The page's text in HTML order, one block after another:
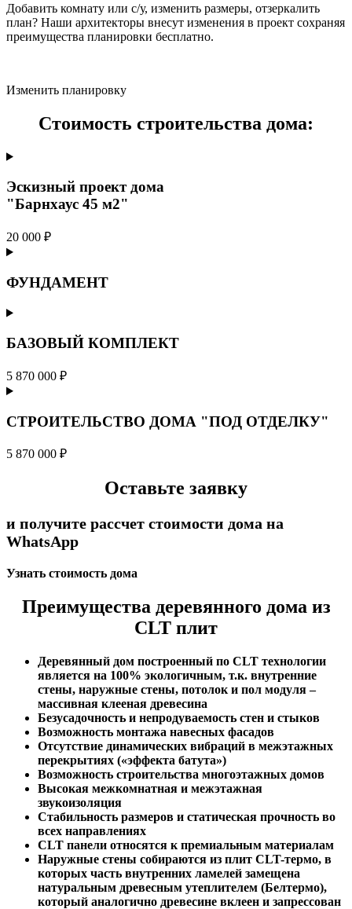
Добавить комнату или с/у, изменить размеры, отзеркалить
план? Наши архитекторы внесут изменения в проект сохраняя
преимущества планировки бесплатно.
Изменить планировку
Стоимость строительства дома:
Эскизный проект дома
"Барнхаус 45 м2"
20 000 ₽
ФУНДАМЕНТ
БАЗОВЫЙ КОМПЛЕКТ
5 870 000 ₽
СТРОИТЕЛЬСТВО ДОМА "ПОД ОТДЕЛКУ"
5 870 000 ₽
Оставьте заявку
и получите рассчет стоимости дома на
WhatsApp
Узнать стоимость дома
Преимущества деревянного дома из
CLT плит
Деревянный дом построенный по CLT технологии
является на 100% экологичным, т.к. внутренние
стены, наружные стены, потолок и пол модуля –
массивная клееная древесина
Безусадочность и непродуваемость стен и стыков
Возможность монтажа навесных фасадов
Отсутствие динамических вибраций в межэтажных
перекрытиях («эффекта батута»)
Возможность строительства многоэтажных домов
Высокая межкомнатная и межэтажная
звукоизоляция
Стабильность размеров и статическая прочность во
всех направлениях
CLT панели относятся к премиальным материалам
Наружные стены собираются из плит CLT-термо, в
которых часть внутренних ламелей замещена
натуральным древесным утеплителем (Белтермо),
который аналогично древесине вклеен и запрессован